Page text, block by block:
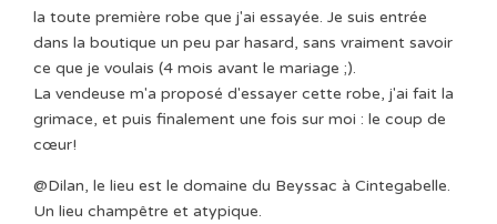
la toute première robe que j'ai essayée. Je suis entrée
dans la boutique un peu par hasard, sans vraiment savoir
ce que je voulais (4 mois avant le mariage ;).
La vendeuse m'a proposé d'essayer cette robe, j'ai fait la
grimace, et puis finalement une fois sur moi : le coup de
cœur!
@Dilan, le lieu est le domaine du Beyssac à Cintegabelle.
Un lieu champêtre et atypique.